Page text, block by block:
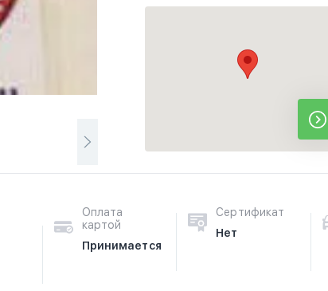
Оплата
картой
Принимается
Сертификат
Нет